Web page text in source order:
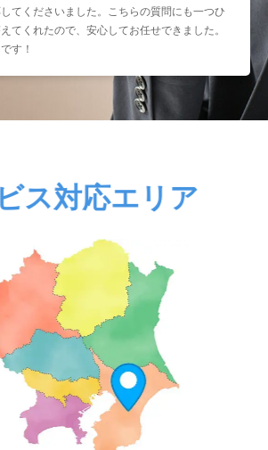
てくださいました。こちらの質問にも一つひ
てくれたので、安心してお任せできました。
す！
事もスピーディーなのに作業はとても丁寧
です。こういう業者さんにまたお願いしたい
ス対応エリア